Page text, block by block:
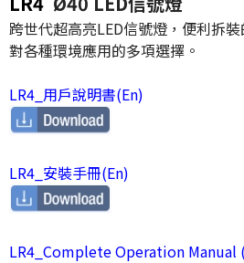
跨世代超高亮LED信號燈，便利拆
對各種環境應用的多項選擇。
LR4_用戶說明書(En)
LR4_安裝手冊(En)
LR4_Complete Operation Manual